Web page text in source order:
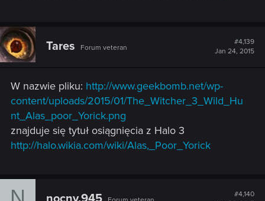
Tares Forum veteran
#4,139
Jan 24, 2015
W nazwie pliku: http://www.geekbomb.net/wp-
content/uploads/2015/01/The_Witcher_3_Wild_Hu
nt_Alas_poor_Yorick.png
znajduje się tytuł osiągnięcia z Halo 3
http://halo.wikia.com/wiki/Alas,_Poor_Yorick
#4,140